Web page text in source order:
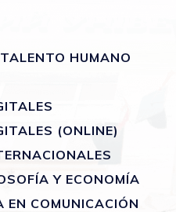
HUMANO
(ONLINE)
Y ECONOMÍA
EN COMUNICACIÓN